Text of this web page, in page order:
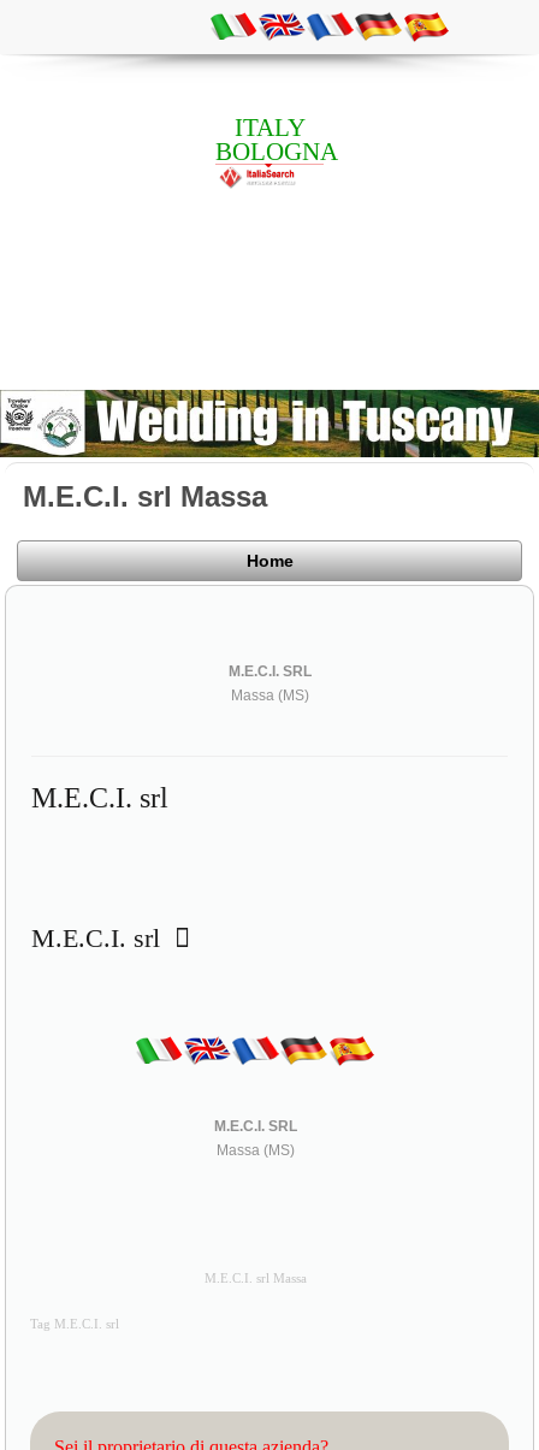
ITALY
BOLOGNA
M.E.C.I. srl Massa
Home
M.E.C.I. SRL
Massa (MS)
M.E.C.I. srl
M.E.C.I. srl
M.E.C.I. SRL
Massa (MS)
M.E.C.I. srl Massa
Tag M.E.C.I. srl